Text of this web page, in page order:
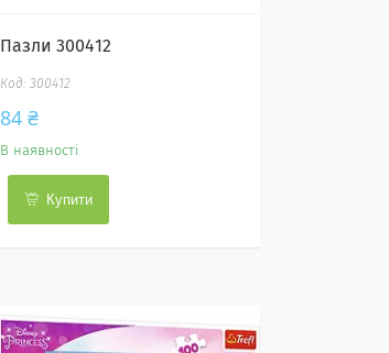
Пазли 300412
300412
84 ₴
В наявності
Купити